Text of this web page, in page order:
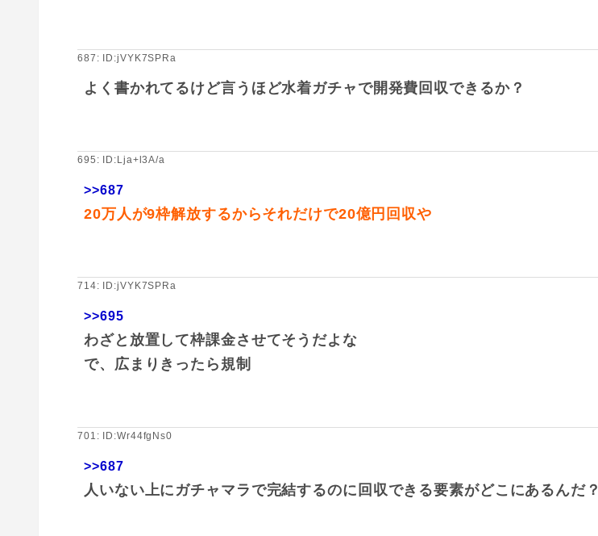
687: ID:jVYK7SPRa
よく書かれてるけど言うほど水着ガチャで開発費回収できるか？
695: ID:Lja+l3A/a
>>687
20万人が9枠解放するからそれだけで20億円回収や
714: ID:jVYK7SPRa
>>695
わざと放置して枠課金させてそうだよな
で、広まりきったら規制
701: ID:Wr44fgNs0
>>687
人いない上にガチャマラで完結するのに回収できる要素がどこにあるんだ？